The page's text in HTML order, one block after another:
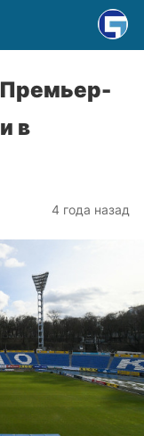
Премьер-
в
4 года назад